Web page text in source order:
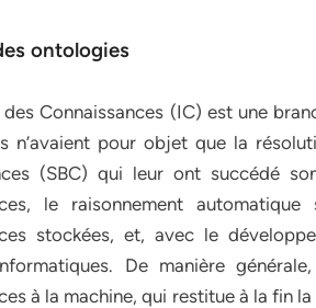
ontologies
des Connaissances (IC) est une
n’avaient pour objet que la
(SBC) qui leur ont succédé
le raisonnement
stockées, et, avec le
De manière
à la machine, qui restitue à la fin